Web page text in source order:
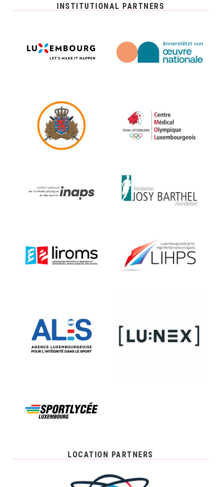
INSTITUTIONAL PARTNERS
LOCATION PARTNERS